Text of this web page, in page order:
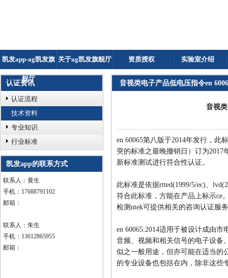
凯发app-ag凯发旗
舰厅
关于ag凯发旗舰厅 资质授权 实验室介绍
认证资讯
认证流程
技术资料
专业知识
行业标准
凯发app的联系方式
联系人：黄生
手机：17688791102
邮箱：
联系人：朱生
手机：13612865955
邮箱：
音视类电子产品低电压指令en
音视
en 60065第八版于2014年发行，此
突的标准之最晚撤销日）订为2017
新标准测试进行符合性认证。
此标准是依据rtted(1999/5/ec)、
符合此标准，方能在产品上标示ce
检测ntek可提供相关的咨询认证服
en 60065:2014适用于被设计成由
音频、视频和相关信号的电子设备
似之一般用途，但亦可能在适当的
的专业设备也包括在内，除非这些